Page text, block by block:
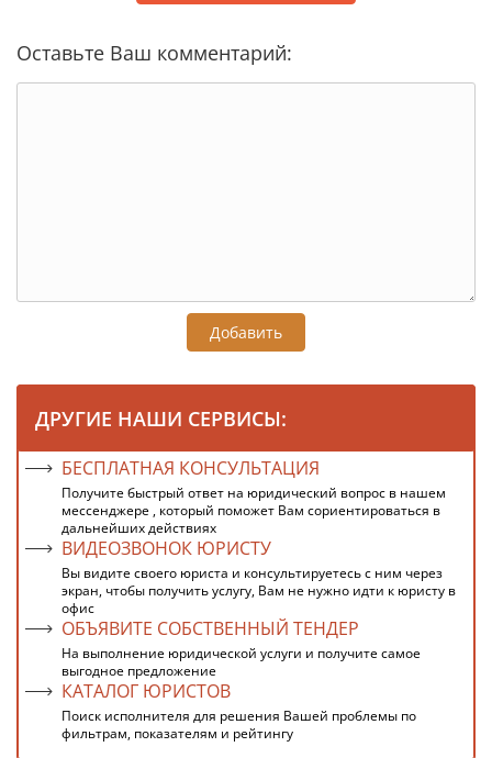
Оставьте Ваш комментарий:
Добавить
ДРУГИЕ НАШИ СЕРВИСЫ:
БЕСПЛАТНАЯ КОНСУЛЬТАЦИЯ
Получите быстрый ответ на юридический вопрос в нашем
мессенджере , который поможет Вам сориентироваться в
дальнейших действиях
ВИДЕОЗВОНОК ЮРИСТУ
Вы видите своего юриста и консультируетесь с ним через
экран, чтобы получить услугу, Вам не нужно идти к юристу в
офис
ОБЪЯВИТЕ СОБСТВЕННЫЙ ТЕНДЕР
На выполнение юридической услуги и получите самое
выгодное предложение
КАТАЛОГ ЮРИСТОВ
Поиск исполнителя для решения Вашей проблемы по
фильтрам, показателям и рейтингу